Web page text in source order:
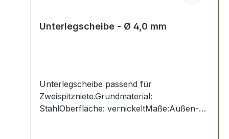
Unterlegscheibe - Ø 4,0 mm
Unterlegscheibe passend für
Zweispitzniete.Grundmaterial:
StahlOberfläche: vernickeltMaße:Außen-Ø: